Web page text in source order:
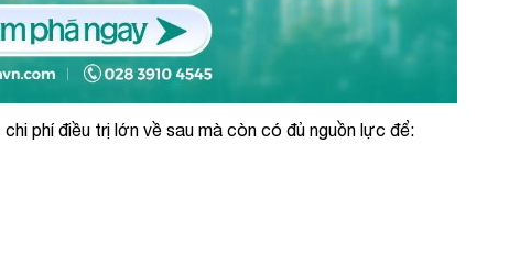
phí điều trị lớn về sau mà còn có đủ nguồn lực để: